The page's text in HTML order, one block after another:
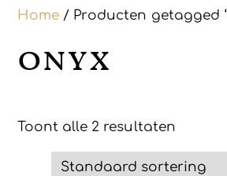
Home/ Producten getagged
onyx
Toont alle 2 resultaten